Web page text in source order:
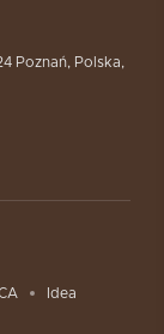
Poznań, Polska,
Idea